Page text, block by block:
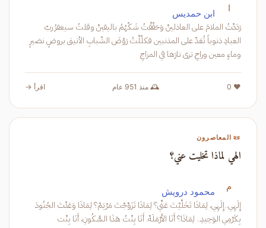
ا ابن حمديس
رَدَدْتُ الملامَ على العاذلينْ وَحَقّقْتُ شَكّهُمُ باليقينْ وقلتُ سيغفرُ ربّ
العبادِ ذنوباً تُعَدّ على المذنبين فكلّلْتُ رَوْضَ الشّبابِ الأنيق بروضٍ نضيرٍ
وماءٍ معين وراحٍ ترى نارَها في المزاجِ
❤️ 0 🕰️ منذ 951 عام اقرأ →
📜 المعاصرون
الهي لماذا تخليت عني؟
م محمود درويش
إِلَهِي..إِلَهِي، لِمَاذَا تَخَلَّيْتَ عَنِّي؟ لِمَاذَا تَزَوَّجْتَ مَرْيَمْ؟ لِمَاذَا وَعَدْتَ الجُنُودَ
بِكَرْمِي الوَحِيدِ.. لِمَاذَا؟ أَنَا الأَرْمَلَهْ. أَنَا بِنْتُ هَذَا السُّكُونِ، أَنَا بِنْت